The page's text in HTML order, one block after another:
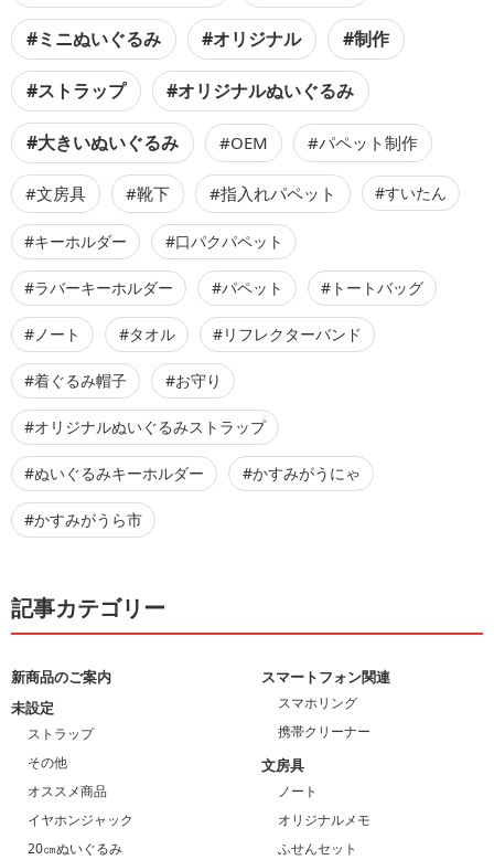
#ミニぬいぐるみ #オリジナル #制作
#ストラップ #オリジナルぬいぐるみ
#大きいぬいぐるみ #OEM #パペット制作
#文房具 #靴下 #指入れパペット #すいたん
#キーホルダー #口パクパペット
#ラバーキーホルダー #パペット #トートバッグ
#ノート #タオル #リフレクターバンド
#着ぐるみ帽子 #お守り
#オリジナルぬいぐるみストラップ
#ぬいぐるみキーホルダー #かすみがうにゃ
#かすみがうら市
記事カテゴリー
新商品のご案内
未設定
ストラップ
その他
オススメ商品
イヤホンジャック
20㎝ぬいぐるみ
スマートフォン関連
スマホリング
携帯クリーナー
文房具
ノート
オリジナルメモ
ふせんセット